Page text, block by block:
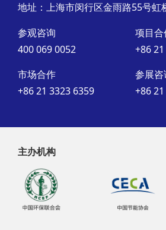
地址：上海市闵行区金雨路55号虹
参观咨询
400 069 0052
项目合
+86
市场合作
+86 21 3323 6359
参展咨
+86
主办机构